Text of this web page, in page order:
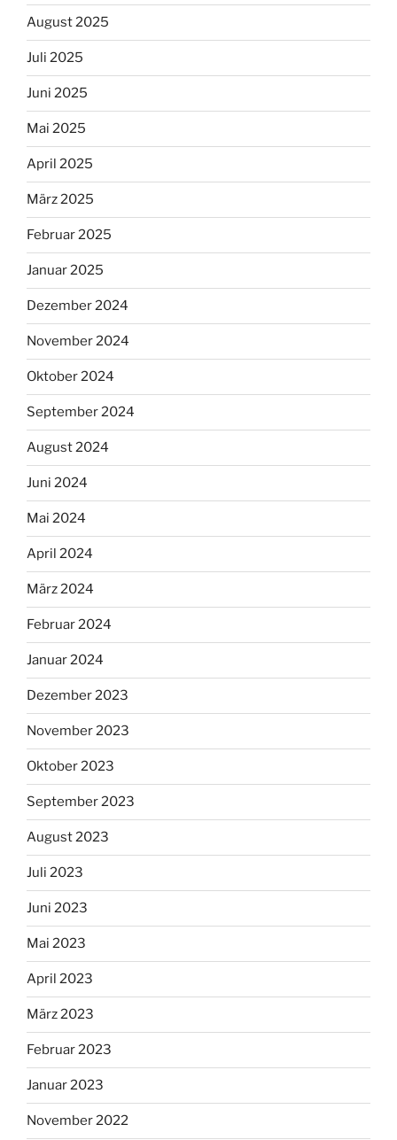
August 2025
Juli 2025
Juni 2025
Mai 2025
April 2025
März 2025
Februar 2025
Januar 2025
Dezember 2024
November 2024
Oktober 2024
September 2024
August 2024
Juni 2024
Mai 2024
April 2024
März 2024
Februar 2024
Januar 2024
Dezember 2023
November 2023
Oktober 2023
September 2023
August 2023
Juli 2023
Juni 2023
Mai 2023
April 2023
März 2023
Februar 2023
Januar 2023
November 2022